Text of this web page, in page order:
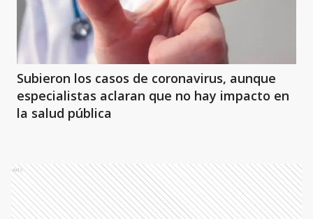
Subieron los casos de coronavirus, aunque
especialistas aclaran que no hay impacto en
la salud pública
Ads